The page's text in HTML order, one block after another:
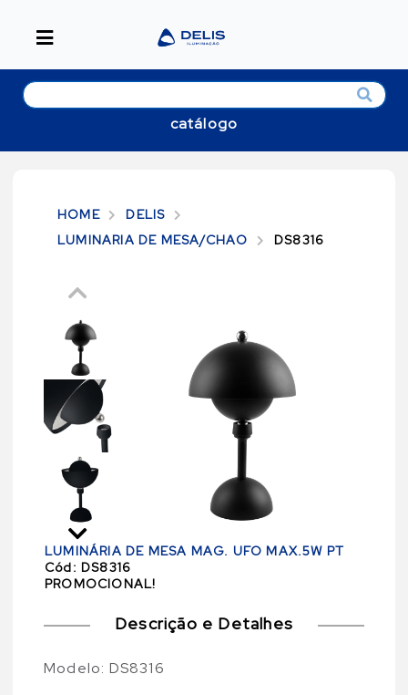
catálogo
HOME
DELIS
LUMINARIA DE MESA/CHAO
DS8316
LUMINÁRIA DE MESA MAG. UFO MAX.5W PT
Cód: DS8316
PROMOCIONAL!
Descrição e Detalhes
Modelo: DS8316